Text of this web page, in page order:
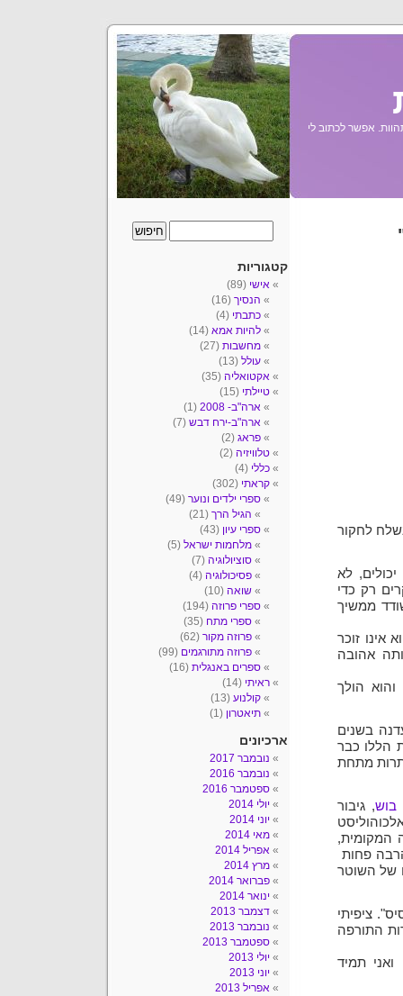
אפשר לכתוב לי
לחקור
לא
רק כדי
ממשיך
זוכר
אהובה
הולך
בשנים
הללו כבר
מתחת
בוש, גיבור
המקומית,
פחות
של השוטר
ציפיתי
התורפה
תמיד
קטגוריות
אישי (89)
הנסיך (16)
כתבתי (4)
להיות אמא (14)
מחשבות (27)
עולל (13)
אקטואליה (35)
טיילתי (15)
ארה"ב- 2008
(1)
ארה"ב-ירח דבש (7)
פראג (2)
טלוויזיה (2)
כללי (4)
קראתי (302)
ספרי ילדים ונוער (49)
הגיל הרך (21)
ספרי עיון (43)
מלחמות ישראל (5)
סוציולוגיה (7)
פסיכולוגיה (4)
שואה (10)
ספרי פרוזה (194)
ספרי מתח (35)
פרוזה מקור (62)
פרוזה מתורגמים (99)
ספרים באנגלית (16)
ראיתי (14)
קולנוע (13)
תיאטרון (1)
ארכיונים
נובמבר 2017
נובמבר 2016
ספטמבר 2016
יולי 2014
יוני 2014
מאי 2014
אפריל 2014
מרץ 2014
פברואר 2014
ינואר 2014
דצמבר 2013
נובמבר 2013
ספטמבר 2013
יולי 2013
יוני 2013
אפריל 2013